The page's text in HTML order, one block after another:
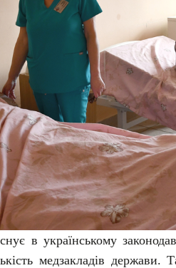
в українському
медзакладів держави.